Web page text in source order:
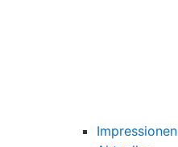
Impressionen